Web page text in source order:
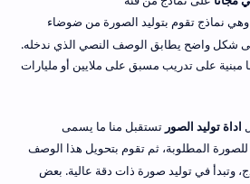
وهي نماذج تقوم بتوليد الصورة من ضوضاء
شكل واضح يطابق الوصف النصي الذي ندخله.
مبنية على تدريب مسبق على ملايين أو مليارات
اداة توليد الصور تستقبل منا ما يسمى
المطلوبة، ثم تقوم بتحويل هذا الوصف
وتبدأ في توليد صورة ذات دقة عالية. بعض